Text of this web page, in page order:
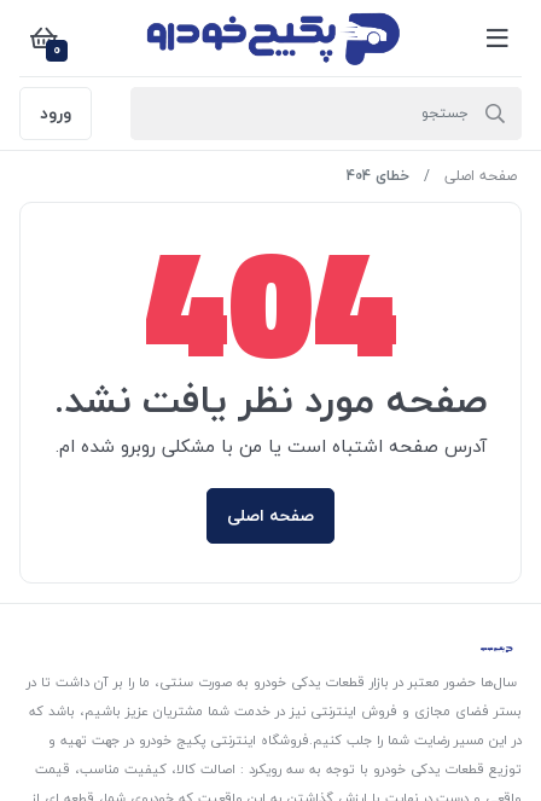
0
ورود
صفحه اصلی خطای 404
404
صفحه مورد نظر یافت نشد.
آدرس صفحه اشتباه است یا من با مشکلی روبرو شده ام.
صفحه اصلی
سال‌ها حضور معتبر در بازار قطعات یدکی خودرو به صورت سنتی، ما را بر آن داشت تا در
بستر فضای مجازی و فروش اینترنتی نیز در خدمت شما مشتریان عزیز باشیم، باشد که
در این مسیر رضایت شما را جلب کنیم.فروشگاه اینترنتی پکیج خودرو در جهت تهیه و
توزیع قطعات یدکی خودرو با توجه به سه رویکرد : اصالت کالا، کیفیت مناسب، قیمت